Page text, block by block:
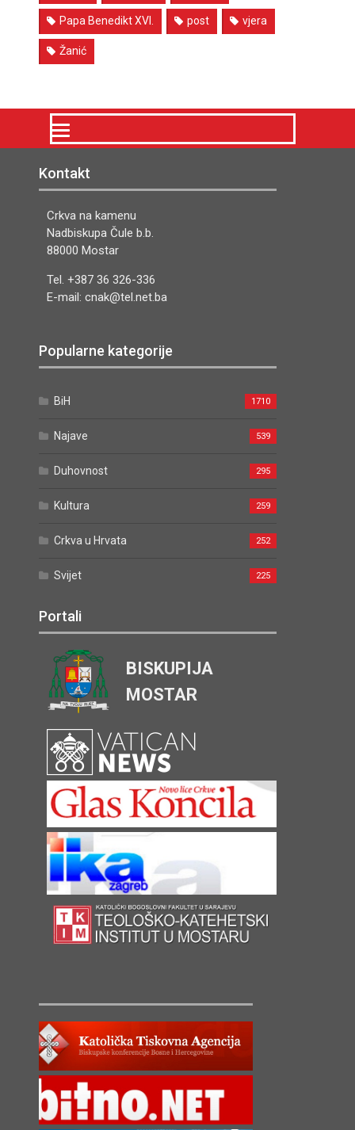
Papa Benedikt XVI. post vjera
Žanić
Kontakt
Crkva na kamenu
Nadbiskupa Čule b.b.
88000 Mostar
Tel. +387 36 326-336
E-mail: cnak@tel.net.ba
Popularne kategorije
BiH 1710
Najave 539
Duhovnost 295
Kultura 259
Crkva u Hrvata 252
Svijet 225
Portali
BISKUPIJA
MOSTAR